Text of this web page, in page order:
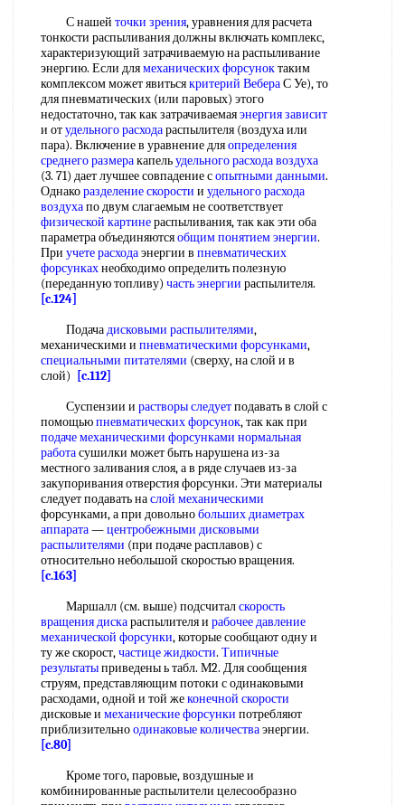
С нашей точки зрения, уравнения для расчета
тонкости распыливания должны включать комплекс,
характеризующий затрачиваемую на распыливание
энергию. Если длямеханических форсуноктаким
комплексом может явитьсякритерий ВебераС Уе), то
для пневматических (или паровых) этого
недостаточно, так как затрачиваемаяэнергия зависит
и отудельного расходараспылителя (воздуха или
пара). Включение в уравнение дляопределения
среднего размеракапельудельного расхода воздуха
(3. 71) дает лучшее совпадение сопытными данными.
Однакоразделение скорости и удельного расхода
воздухапо двум слагаемым не соответствует
физической картинераспыливания, так как эти оба
параметра объединяютсяобщим понятием энергии.
При учете расходаэнергии в пневматических
форсункахнеобходимо определить полезную
(переданную топливу) часть энергии распылителя.
[c.124]
Подачадисковыми распылителями,
механическими и пневматическими форсунками,
специальными питателями (сверху, на слой и в
слой)
[c.112]
Суспензии и растворы следуетподавать в слой с
помощьюпневматических форсунок, так как при
подаче механическими форсунками нормальная
работасушилки может быть нарушена из-за
местного заливания слоя, а в ряде случаев из-за
закупоривания отверстия форсунки. Эти материалы
следует подавать наслой механическими
форсунками, а при довольнобольших диаметрах
аппарата—центробежными дисковыми
распылителями (при подаче расплавов) с
относительно небольшой скоростью вращения.
[c.163]
Маршалл (см. выше) подсчиталскорость
вращения дискараспылителя и рабочее давление
механической форсунки, которые сообщают одну и
ту же скорост,частице жидкости. Типичные
результатыприведены ь табл. М2. Для сообщения
струям, представляющим потоки с одинаковыми
расходами, одной и той жеконечной скорости
дисковые и механические форсунки потребляют
приблизительноодинаковые количестваэнергии.
[c.80]
Кроме того, паровые, воздушные и
комбинированные распылители целесообразно